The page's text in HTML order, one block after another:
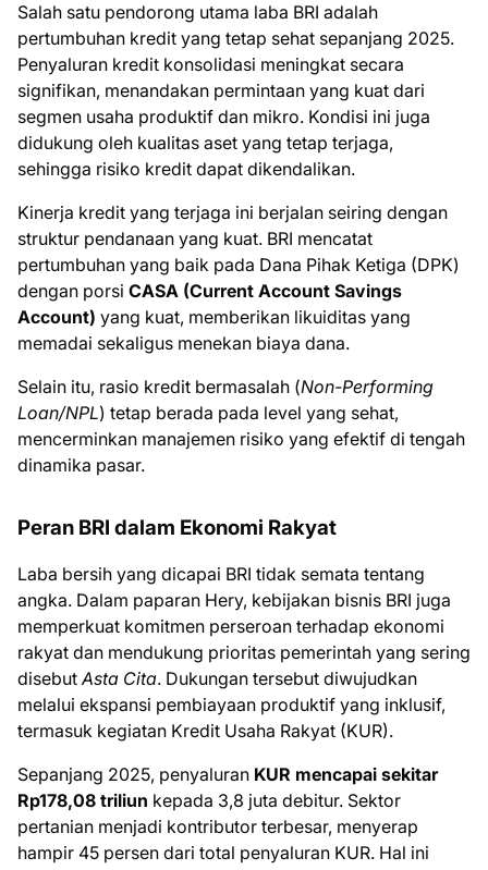
Salah satu pendorong utama laba BRI adalah
pertumbuhan kredit yang tetap sehat sepanjang 2025.
Penyaluran kredit konsolidasi meningkat secara
signifikan, menandakan permintaan yang kuat dari
segmen usaha produktif dan mikro. Kondisi ini juga
didukung oleh kualitas aset yang tetap terjaga,
sehingga risiko kredit dapat dikendalikan.
Kinerja kredit yang terjaga ini berjalan seiring dengan
struktur pendanaan yang kuat. BRI mencatat
pertumbuhan yang baik pada Dana Pihak Ketiga (DPK)
dengan porsi CASA (Current Account Savings
Account) yang kuat, memberikan likuiditas yang
memadai sekaligus menekan biaya dana.
Selain itu, rasio kredit bermasalah (Non-Performing
Loan/NPL) tetap berada pada level yang sehat,
mencerminkan manajemen risiko yang efektif di tengah
dinamika pasar.
Peran BRI dalam Ekonomi Rakyat
Laba bersih yang dicapai BRI tidak semata tentang
angka. Dalam paparan Hery, kebijakan bisnis BRI juga
memperkuat komitmen perseroan terhadap ekonomi
rakyat dan mendukung prioritas pemerintah yang sering
disebutAsta Cita. Dukungan tersebut diwujudkan
melalui ekspansi pembiayaan produktif yang inklusif,
termasuk kegiatan Kredit Usaha Rakyat (KUR).
Sepanjang 2025, penyaluran KUR mencapai sekitar
Rp178,08 triliun kepada 3,8 juta debitur. Sektor
pertanian menjadi kontributor terbesar, menyerap
hampir 45 persen dari total penyaluran KUR. Hal ini